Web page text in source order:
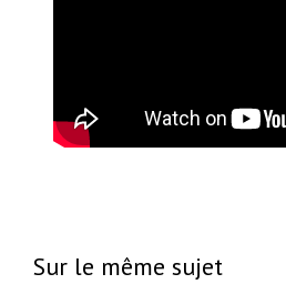
Sur le même sujet